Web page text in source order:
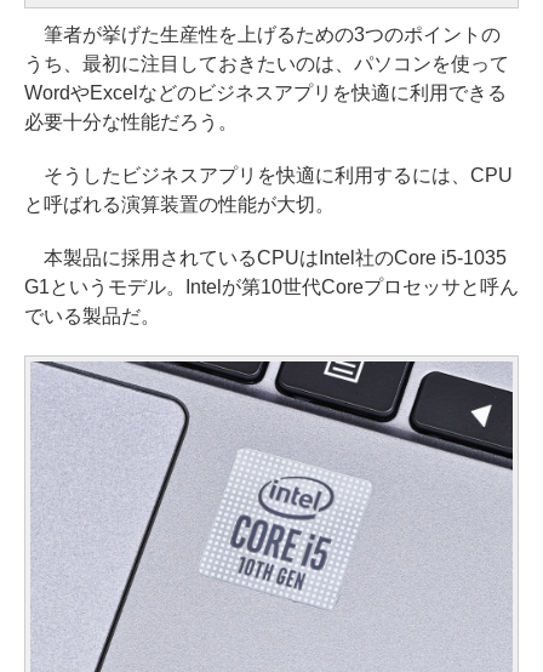
筆者が挙げた生産性を上げるための3つのポイントの
うち、最初に注目しておきたいのは、パソコンを使って
WordやExcelなどのビジネスアプリを快適に利用できる
必要十分な性能だろう。
そうしたビジネスアプリを快適に利用するには、CPU
と呼ばれる演算装置の性能が大切。
本製品に採用されているCPUはIntel社のCore i5-1035
G1というモデル。Intelが第10世代Coreプロセッサと呼ん
でいる製品だ。